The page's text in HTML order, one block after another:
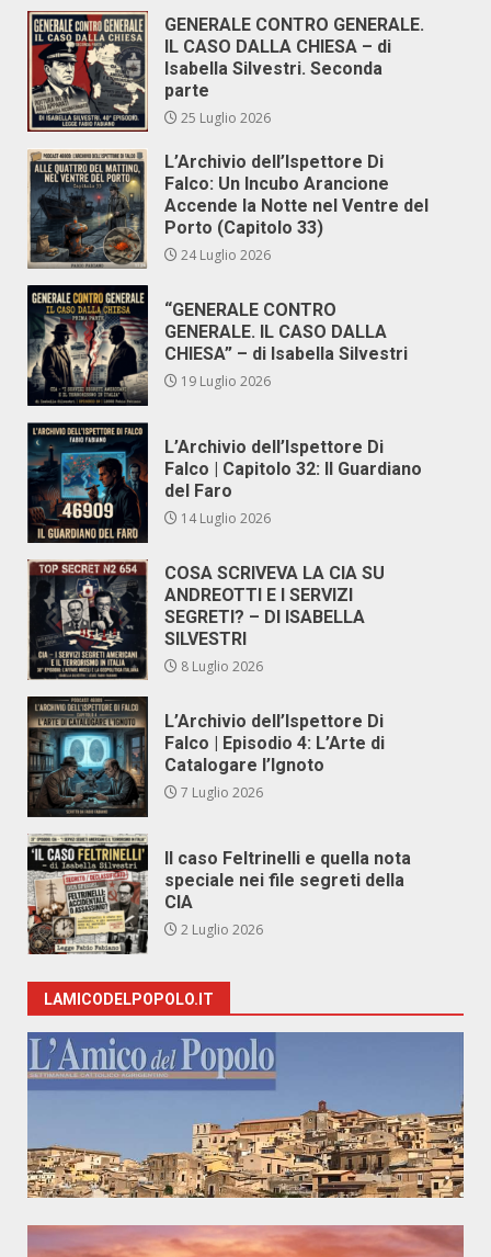
GENERALE CONTRO GENERALE.
IL CASO DALLA CHIESA – di
Isabella Silvestri. Seconda
parte
25 Luglio 2026
L’Archivio dell’Ispettore Di
Falco: Un Incubo Arancione
Accende la Notte nel Ventre del
Porto (Capitolo 33)
24 Luglio 2026
“GENERALE CONTRO
GENERALE. IL CASO DALLA
CHIESA” – di Isabella Silvestri
19 Luglio 2026
L’Archivio dell’Ispettore Di
Falco | Capitolo 32: Il Guardiano
del Faro
14 Luglio 2026
COSA SCRIVEVA LA CIA SU
ANDREOTTI E I SERVIZI
SEGRETI? – DI ISABELLA
SILVESTRI
8 Luglio 2026
L’Archivio dell’Ispettore Di
Falco | Episodio 4: L’Arte di
Catalogare l’Ignoto
7 Luglio 2026
Il caso Feltrinelli e quella nota
speciale nei file segreti della
CIA
2 Luglio 2026
LAMICODELPOPOLO.IT